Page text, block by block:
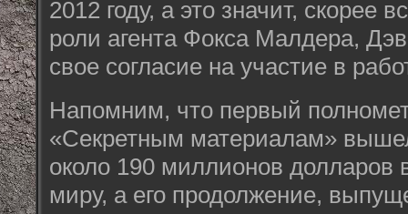
2012 году, а это значит, скорее
роли агента Фокса Малдера,
свое согласие на участие в
Напомним, что первый
«Секретным материалам»
около 190 миллионов долларов
миру, а его продолжение,